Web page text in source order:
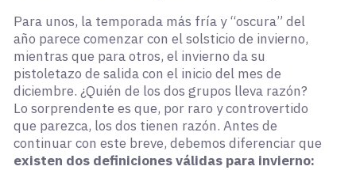
Para unos, la temporada más fría y “oscura” del
año parece comenzar con el solsticio de invierno,
mientras que para otros, el invierno da su
pistoletazo de salida con el inicio del mes de
diciembre. ¿Quién de los dos grupos lleva razón?
Lo sorprendente es que, por raro y controvertido
que parezca, los dos tienen razón. Antes de
continuar con este breve, debemos diferenciar que
existen dos definiciones válidas para invierno: